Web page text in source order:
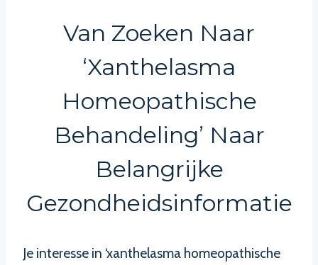
Van Zoeken Naar
‘xanthelasma
Homeopathische
Behandeling’ Naar
Belangrijke
Gezondheidsinformatie
Je interesse in ‘xanthelasma homeopathische